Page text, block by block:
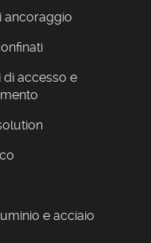
ancoraggio
di accesso e
e acciaio